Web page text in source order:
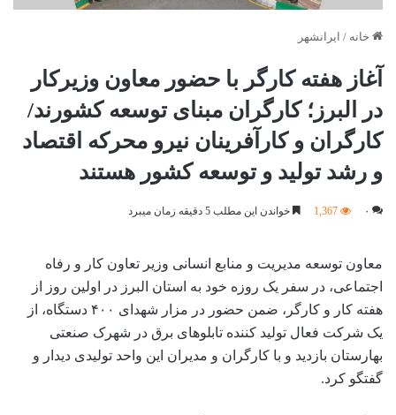
خانه / ایرانشهر
آغاز هفته کارگر با حضور معاون وزیرکار
در البرز؛ کارگران مبنای توسعه کشورند/
کارگران و کارآفرینان نیرو محرکه اقتصاد
و رشد تولید و توسعه کشور هستند
۰ 1,367 خواندن این مطلب 5 دقیقه زمان میبرد
معاون توسعه مدیریت و منابع انسانی وزیر تعاون کار و رفاه
اجتماعی، در سفر یک روزه خود به استان البرز در اولین روز از
هفته کار و کارگر، ضمن حضور در مزار شهدای ۴۰۰ دستگاه، از
یک شرکت فعال تولید کننده تابلوهای برق در شهرک صنعتی
بهارستان بازدید و با کارگران و مدیران این واحد تولیدی دیدار و
گفتگو کرد.